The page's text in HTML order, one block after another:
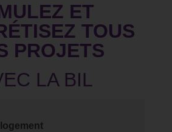
ET
TOUS
PROJETS
logement